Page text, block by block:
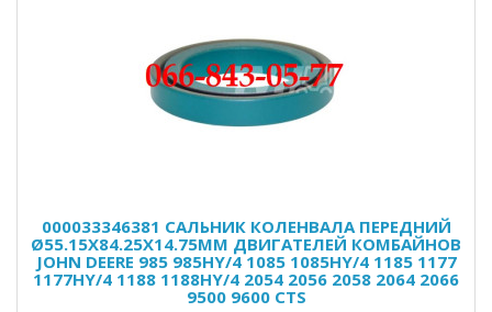
000033346381 САЛЬНИК КОЛЕНВАЛА ПЕРЕДНИЙ
Ø55.15X84.25X14.75MM ДВИГАТЕЛЕЙ КОМБАЙНОВ
JOHN DEERE 985 985HY/4 1085 1085HY/4 1185 1177
1177HY/4 1188 1188HY/4 2054 2056 2058 2064 2066
9500 9600 CTS